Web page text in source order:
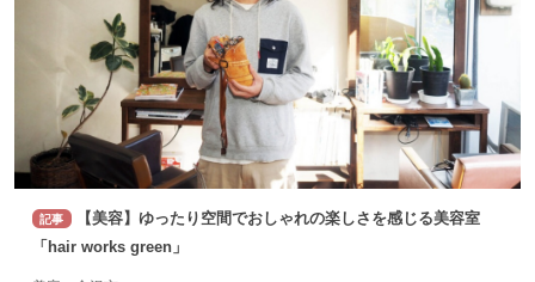
記事
【美容】ゆったり空間でおしゃれの楽しさを感じる美容室
「hair works green」